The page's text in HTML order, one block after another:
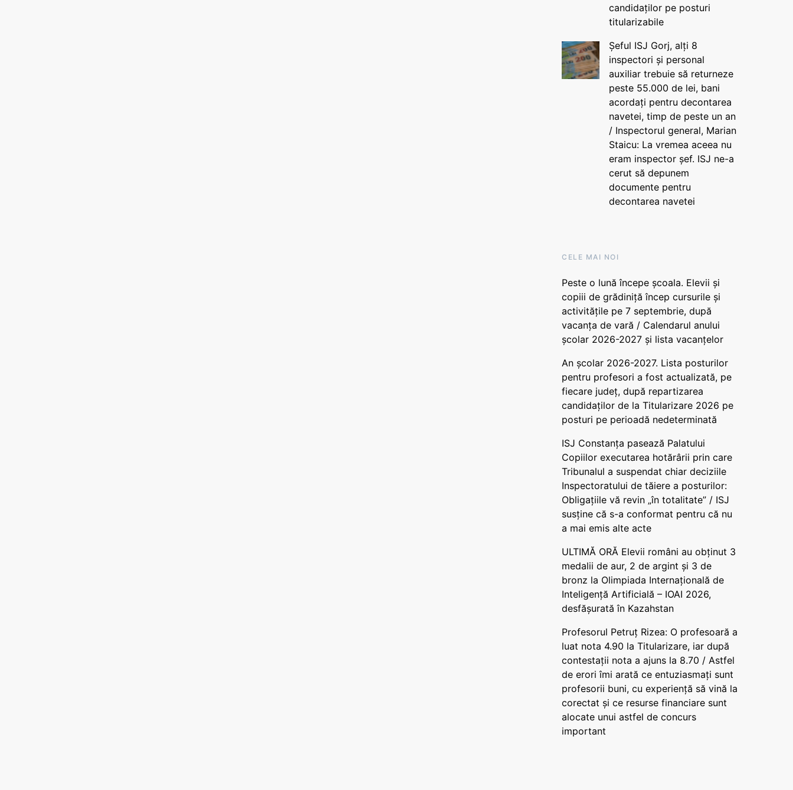
candidaților pe posturi
titularizabile
Șeful ISJ Gorj, alți 8
inspectori și personal
auxiliar trebuie să returneze
peste 55.000 de lei, bani
acordați pentru decontarea
navetei, timp de peste un an
/ Inspectorul general, Marian
Staicu: La vremea aceea nu
eram inspector șef. ISJ ne-a
cerut să depunem
documente pentru
decontarea navetei
CELE MAI NOI
Peste o lună începe școala. Elevii și
copiii de grădiniță încep cursurile și
activitățile pe 7 septembrie, după
vacanța de vară / Calendarul anului
școlar 2026-2027 și lista vacanțelor
An școlar 2026-2027. Lista posturilor
pentru profesori a fost actualizată, pe
fiecare județ, după repartizarea
candidaților de la Titularizare 2026 pe
posturi pe perioadă nedeterminată
ISJ Constanța pasează Palatului
Copiilor executarea hotărârii prin care
Tribunalul a suspendat chiar deciziile
Inspectoratului de tăiere a posturilor:
Obligațiile vă revin „în totalitate” / ISJ
susține că s-a conformat pentru că nu
a mai emis alte acte
ULTIMĂ ORĂ Elevii români au obținut 3
medalii de aur, 2 de argint și 3 de
bronz la Olimpiada Internațională de
Inteligență Artificială – IOAI 2026,
desfășurată în Kazahstan
Profesorul Petruț Rizea: O profesoară a
luat nota 4.90 la Titularizare, iar după
contestații nota a ajuns la 8.70 / Astfel
de erori îmi arată ce entuziasmați sunt
profesorii buni, cu experiență să vină la
corectat și ce resurse financiare sunt
alocate unui astfel de concurs
important